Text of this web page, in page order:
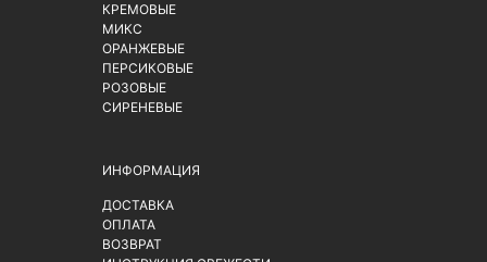
КРЕМОВЫЕ
МИКС
ОРАНЖЕВЫЕ
ПЕРСИКОВЫЕ
РОЗОВЫЕ
СИРЕНЕВЫЕ
ИНФОРМАЦИЯ
ДОСТАВКА
ОПЛАТА
ВОЗВРАТ